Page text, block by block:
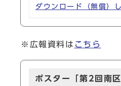
ダウンロード（無償）
※広報資料は こちら
ポスター「第2回南